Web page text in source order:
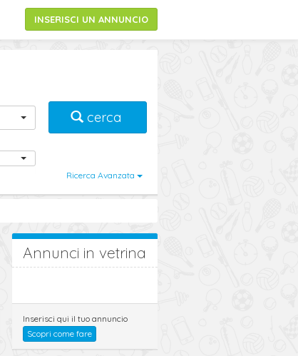
INSERISCI UN ANNUNCIO
cerca
Ricerca Avanzata
Annunci in vetrina
Inserisci qui il tuo annuncio
Scopri come fare